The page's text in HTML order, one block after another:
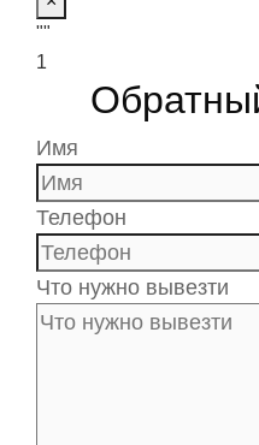
""
1
Имя
Телефон
Что нужно вывезти